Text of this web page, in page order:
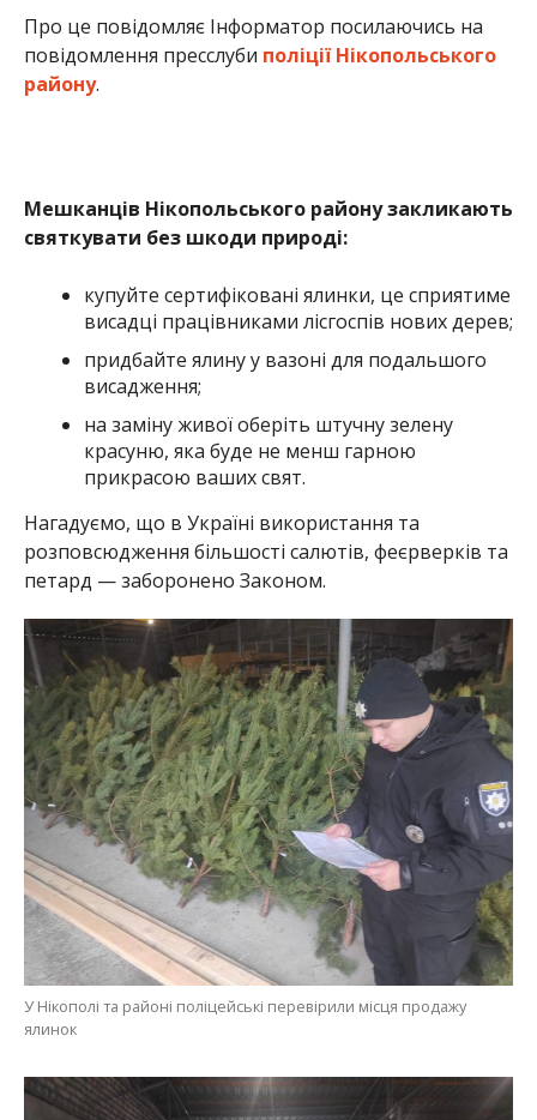
придбайте ялину у вазоні для подальшого
висадження;
на заміну живої оберіть штучну зелену
розповсюдження більшості салютів, феєрверків та
петард — заборонено Законом.
У Нікополі та районі поліцейські перевірили місця продажу
ялинок